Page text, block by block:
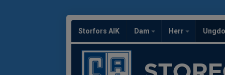
Storfors AIK Dam Herr